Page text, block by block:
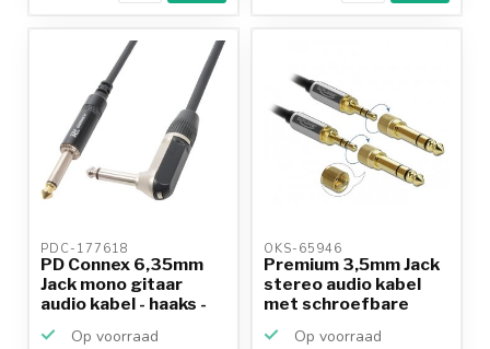
PDC-177618
PD Connex 6,35mm
Jack mono gitaar
audio kabel - haaks -
Op voorraad
OKS-65946
Premium 3,5mm Jack
stereo audio kabel
met schroefbare
Op voorraad